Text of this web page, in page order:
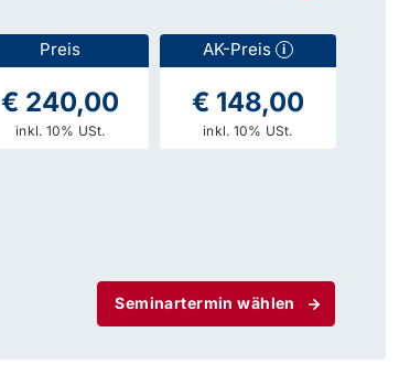
AK-Preis i
€ 148,00
inkl. 10% USt.
Preis
€ 240,00
inkl. 10% USt.
Seminartermin wählen